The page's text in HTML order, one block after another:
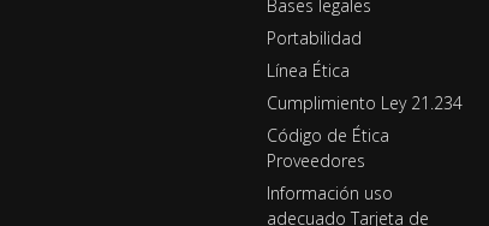
Bases legales
Portabilidad
Línea Ética
Cumplimiento Ley 21.234
Código de Ética
Proveedores
Información uso
adecuado Tarjeta de